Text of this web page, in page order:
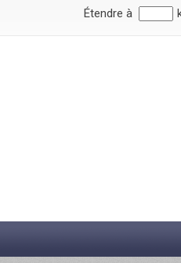
Étendre à